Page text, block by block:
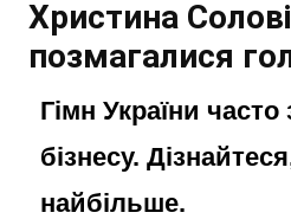
Христина
позмагалися
Гімн України
бізнесу.
найбільше.